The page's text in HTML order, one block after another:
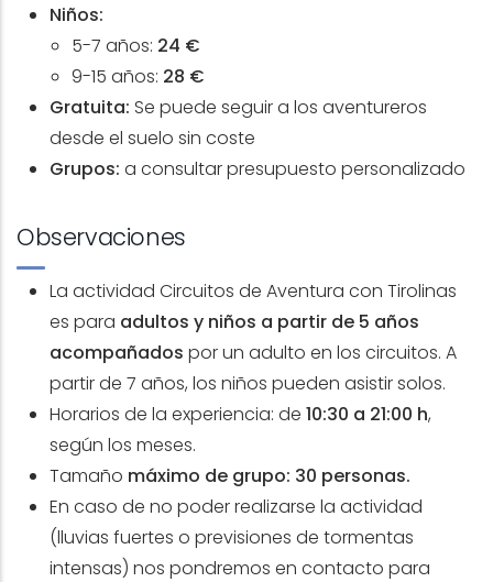
Niños:
5-7 años: 24 €
9-15 años: 28 €
Gratuita: Se puede seguir a los aventureros
desde el suelo sin coste
Grupos: a consultar presupuesto personalizado
Observaciones
La actividad Circuitos de Aventura con Tirolinas
es para adultos y niños a partir de 5 años
acompañados por un adulto en los circuitos. A
partir de 7 años, los niños pueden asistir solos.
Horarios de la experiencia: de 10:30 a 21:00 h,
según los meses.
Tamaño máximo de grupo: 30 personas.
En caso de no poder realizarse la actividad
(lluvias fuertes o previsiones de tormentas
intensas) nos pondremos en contacto para